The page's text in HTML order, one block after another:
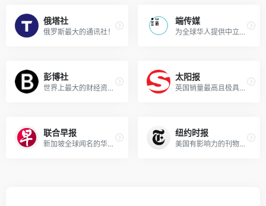
俄塔社
俄罗斯最大的通讯社！
端传媒
为全球华人提供中立新闻报导！
彭博社
世界上最大的财经资讯公司！
太阳报
英国销量最高且极具知名度的报刊！
联合早报
新加坡全球闻名的华文网站！
纽约时报
美国有影响力的刊物之一！